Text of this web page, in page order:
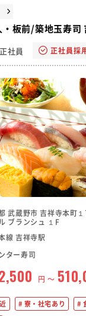
・板前/築地玉寿
正社員 正社員採
武蔵野市 吉祥寺本町
ブランシュ １F
線 吉祥寺駅
ター寿司
円 〜
寮・社宅あり